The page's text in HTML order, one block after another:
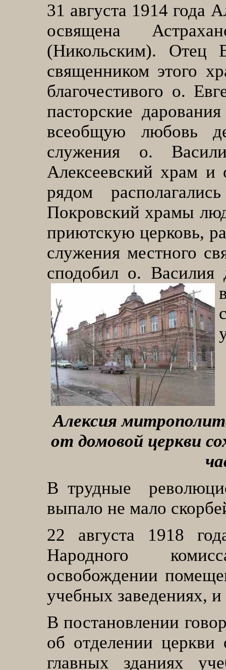
31 августа 1914 года
освящена
(Никольским). Отец
священником этого
благочестивого о.
пасторские
всеобщую любовь
служения о.
Алексеевский храм и
рядом
Покровский храмы
приютскую церковь,
служения местного
сподобил о. Василия
Алексия
от домовой церкви
В трудные
выпало не мало
22 августа 1918
Народного
освобождении
учебных заведениях,
В постановлении
об отделении церкви
главных зданиях